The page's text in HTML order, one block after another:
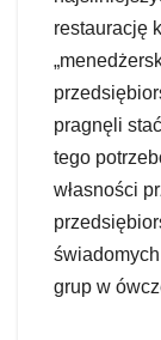
restaurację
pragnęli
tego
własności
grup w